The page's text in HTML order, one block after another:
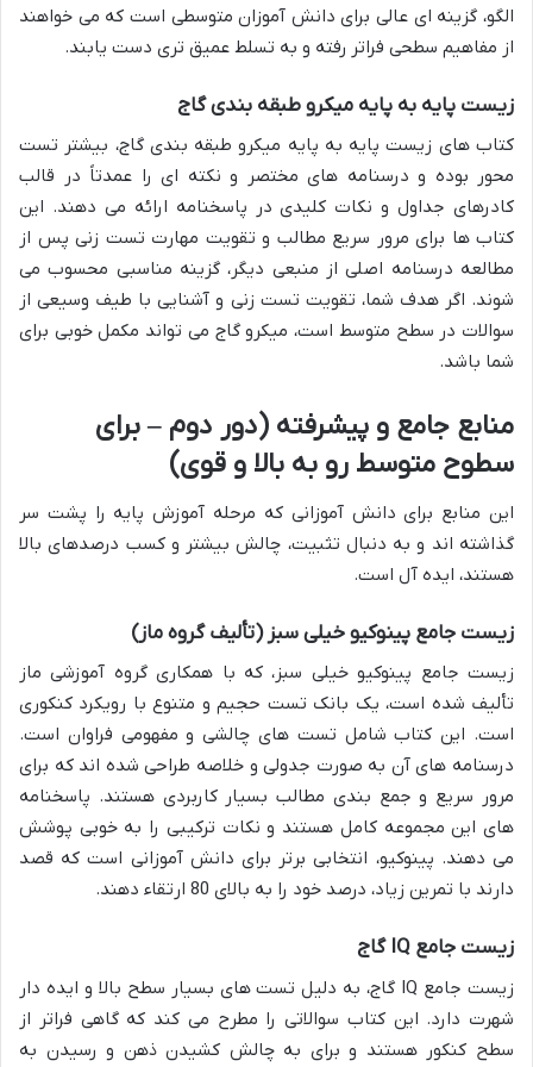
الگو، گزینه ای عالی برای دانش آموزان متوسطی است که می خواهند
از مفاهیم سطحی فراتر رفته و به تسلط عمیق تری دست یابند.
زیست پایه به پایه میکرو طبقه بندی گاج
کتاب های زیست پایه به پایه میکرو طبقه بندی گاج، بیشتر تست
محور بوده و درسنامه های مختصر و نکته ای را عمدتاً در قالب
کادرهای جداول و نکات کلیدی در پاسخنامه ارائه می دهند. این
کتاب ها برای مرور سریع مطالب و تقویت مهارت تست زنی پس از
مطالعه درسنامه اصلی از منبعی دیگر، گزینه مناسبی محسوب می
شوند. اگر هدف شما، تقویت تست زنی و آشنایی با طیف وسیعی از
سوالات در سطح متوسط است، میکرو گاج می تواند مکمل خوبی برای
شما باشد.
منابع جامع و پیشرفته (دور دوم – برای
سطوح متوسط رو به بالا و قوی)
این منابع برای دانش آموزانی که مرحله آموزش پایه را پشت سر
گذاشته اند و به دنبال تثبیت، چالش بیشتر و کسب درصدهای بالا
هستند، ایده آل است.
زیست جامع پینوکیو خیلی سبز (تألیف گروه ماز)
زیست جامع پینوکیو خیلی سبز، که با همکاری گروه آموزشی ماز
تألیف شده است، یک بانک تست حجیم و متنوع با رویکرد کنکوری
است. این کتاب شامل تست های چالشی و مفهومی فراوان است.
درسنامه های آن به صورت جدولی و خلاصه طراحی شده اند که برای
مرور سریع و جمع بندی مطالب بسیار کاربردی هستند. پاسخنامه
های این مجموعه کامل هستند و نکات ترکیبی را به خوبی پوشش
می دهند. پینوکیو، انتخابی برتر برای دانش آموزانی است که قصد
دارند با تمرین زیاد، درصد خود را به بالای 80 ارتقاء دهند.
زیست جامع IQ گاج
زیست جامع IQ گاج، به دلیل تست های بسیار سطح بالا و ایده دار
شهرت دارد. این کتاب سوالاتی را مطرح می کند که گاهی فراتر از
سطح کنکور هستند و برای به چالش کشیدن ذهن و رسیدن به